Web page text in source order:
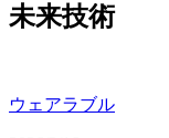
未来技術
ウェアラブル